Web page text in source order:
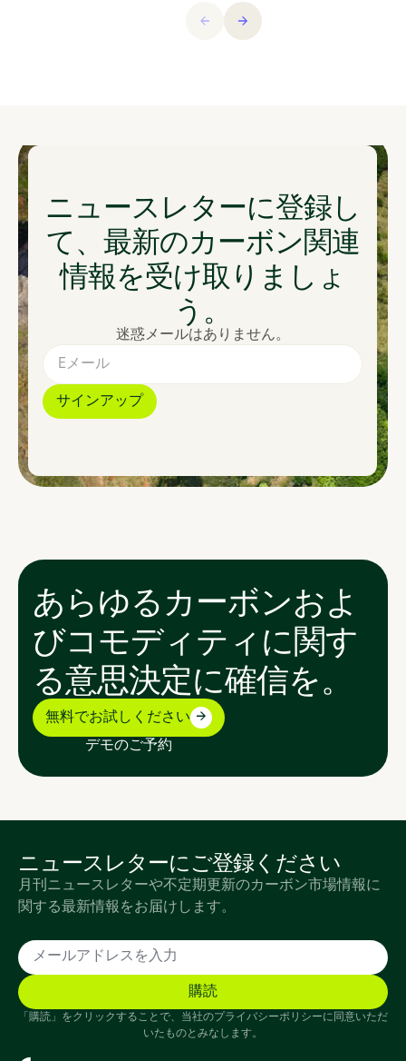
ニュースレターに登録し
て、最新のカーボン関連
情報を受け取りましょ
う。
迷惑メールはありません。
あらゆるカーボンおよ
びコモディティに関す
る意思決定に確信を。
無料でお試しください
デモのご予約
ニュースレターにご登録ください
月刊ニュースレターや不定期更新のカーボン市場情報に
関する最新情報をお届けします。
「購読」をクリックすることで、当社のプライバシーポリシーに同意いただ
いたものとみなします。